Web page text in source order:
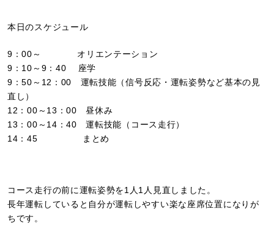
本日のスケジュール
9：00～ オリエンテーション
9：10～9：40 座学
9：50～12：00 運転技能（信号反応・運転姿勢など基本の見
直し）
12：00～13：00 昼休み
13：00～14：40 運転技能（コース走行）
14：45 まとめ
コース走行の前に運転姿勢を1人1人見直しました。
長年運転していると自分が運転しやすい楽な座席位置になりが
ちです。